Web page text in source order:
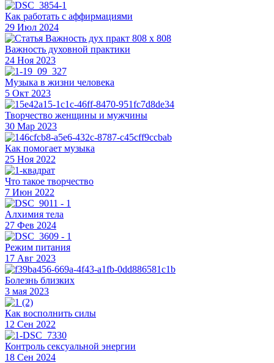
Как работать с аффирмациями
29 Июл 2024
Важность духовной практики
24 Ноя 2023
Музыка в жизни человека
5 Окт 2023
Творчество женщины и мужчины
30 Мар 2023
Как помогает музыка
25 Ноя 2022
Что такое творчество
7 Июн 2022
Алхимия тела
27 Фев 2024
Режим питания
17 Авг 2023
Болезнь близких
3 мая 2023
Как восполнить силы
12 Сен 2022
Контроль сексуальной энергии
18 Сен 2024